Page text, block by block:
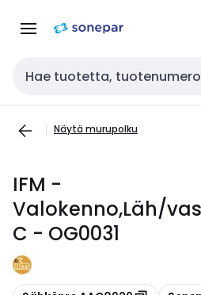
navigointiinsisältöön
Haku
Näytä murupolku
IFM -
Valokenno,Läh/
C - OG0031
Kopioi Kopioi